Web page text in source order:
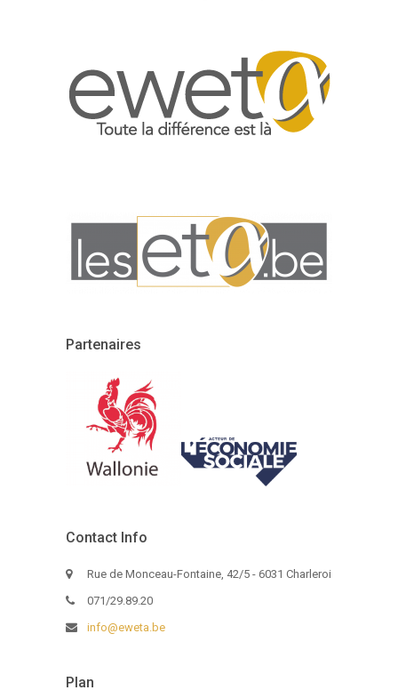
Partenaires
Contact Info
Rue de Monceau-Fontaine, 42/5 - 6031 Charleroi
071/29.89.20
info@eweta.be
Plan